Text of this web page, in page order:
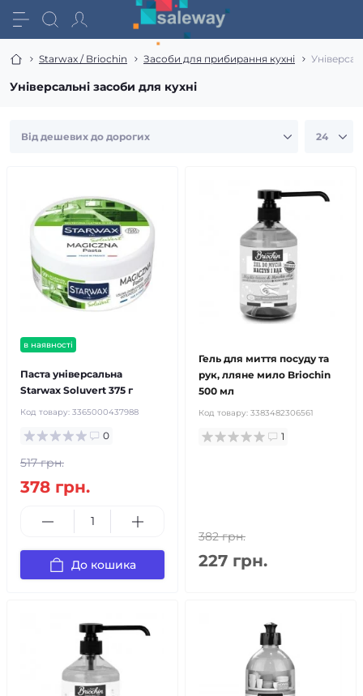
Starwax / Briochin Засоби для прибирання кухні
Універсальні засоби для кухні
в наявності
Паста універсальна
Starwax Soluvert 375 г
Код товару: 3365000437988
0
517 грн.
378 грн.
До кошика
Гель для миття посуду та
рук, лляне мило Briochin
500 мл
Код товару: 3383482306561
1
382 грн.
227 грн.